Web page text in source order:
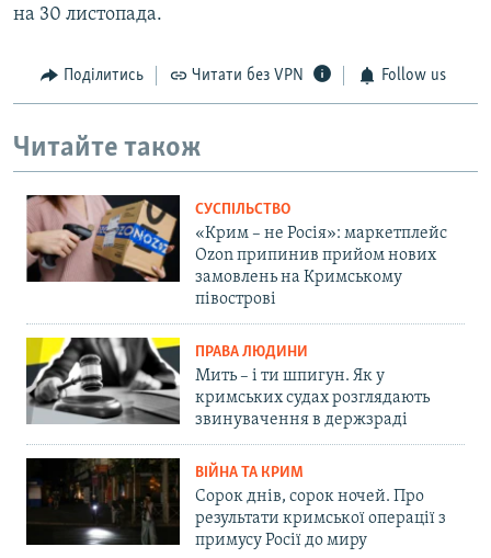
на 30 листопада.
Поділитись Читати без VPN Follow us
Читайте також
СУСПІЛЬСТВО
«Крим – не Росія»: маркетплейс
Ozon припинив прийом нових
замовлень на Кримському
півострові
ПРАВА ЛЮДИНИ
Мить – і ти шпигун. Як у
кримських судах розглядають
звинувачення в держзраді
ВІЙНА ТА КРИМ
Сорок днів, сорок ночей. Про
результати кримської операції з
примусу Росії до миру